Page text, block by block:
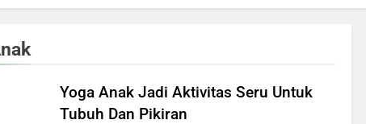
Yoga Anak Jadi Aktivitas Seru Untuk
Tubuh Dan Pikiran